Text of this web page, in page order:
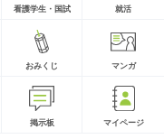
看護学生・国試 就活
おみくじ マンガ
掲示板 マイページ